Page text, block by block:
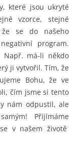
které jsou ukryté
vzorce, stejné
že se do našeho
program.
má-li někdo
ji vytvořil. Tím, že
Bohu, že ve
čím jsme si tento
nám odpustil, ale
Přijímáme
v našem životě